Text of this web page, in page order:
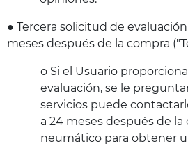
● Tercera solicitud de
meses después de la compra
o Si el Usuario
evaluación, se le
servicios puede
a 24 meses después de la
neumático para obtener